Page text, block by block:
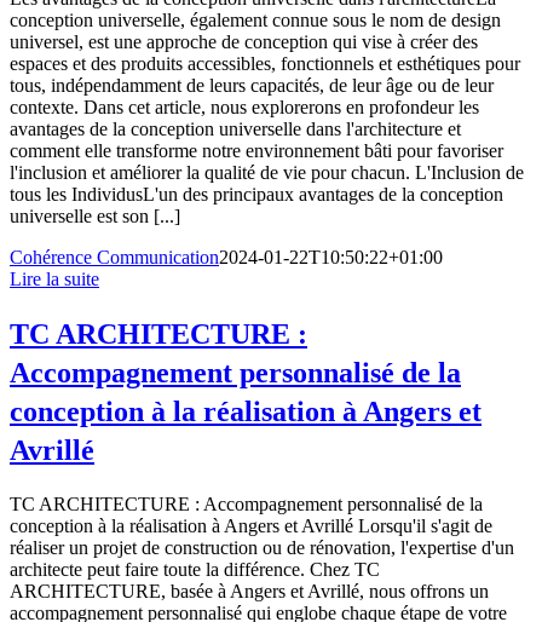
conception universelle, également connue sous le nom de design
universel, est une approche de conception qui vise à créer des
espaces et des produits accessibles, fonctionnels et esthétiques pour
tous, indépendamment de leurs capacités, de leur âge ou de leur
contexte. Dans cet article, nous explorerons en profondeur les
avantages de la conception universelle dans l'architecture et
comment elle transforme notre environnement bâti pour favoriser
l'inclusion et améliorer la qualité de vie pour chacun. L'Inclusion de
tous les IndividusL'un des principaux avantages de la conception
universelle est son [...]
Cohérence Communication2024-01-22T10:50:22+01:00
Lire la suite
TC ARCHITECTURE :
Accompagnement personnalisé de la
conception à la réalisation à Angers et
Avrillé
TC ARCHITECTURE : Accompagnement personnalisé de la
conception à la réalisation à Angers et Avrillé Lorsqu'il s'agit de
réaliser un projet de construction ou de rénovation, l'expertise d'un
architecte peut faire toute la différence. Chez TC
ARCHITECTURE, basée à Angers et Avrillé, nous offrons un
accompagnement personnalisé qui englobe chaque étape de votre